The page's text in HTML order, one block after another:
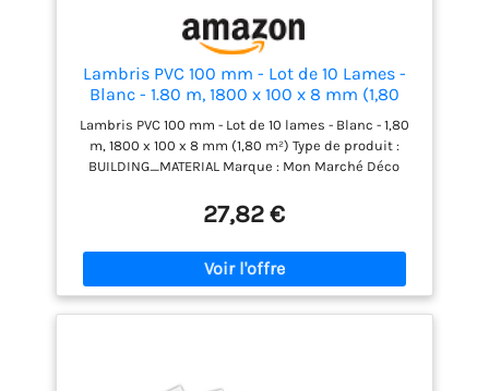
Lambris PVC 100 mm - Lot de 10 Lames -
Blanc - 1.80 m, 1800 x 100 x 8 mm (1,80
Lambris PVC 100 mm - Lot de 10 lames - Blanc - 1,80
m, 1800 x 100 x 8 mm (1,80 m²) Type de produit :
BUILDING_MATERIAL Marque : Mon Marché Déco
27,82 €